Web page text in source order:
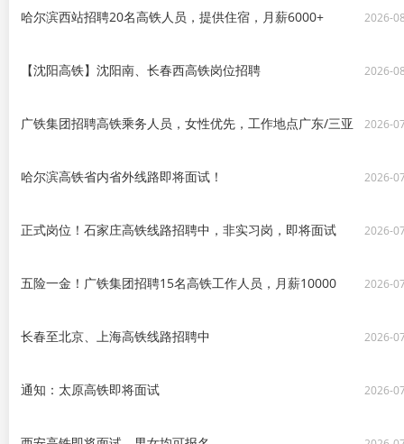
哈尔滨西站招聘20名高铁人员，提供住宿，月薪6000+ 2026-
【沈阳高铁】沈阳南、长春西高铁岗位招聘 2026-
广铁集团招聘高铁乘务人员，女性优先，工作地点广东/三亚 2026-
哈尔滨高铁省内省外线路即将面试！ 2026-
正式岗位！石家庄高铁线路招聘中，非实习岗，即将面试 2026-
五险一金！广铁集团招聘15名高铁工作人员，月薪10000 2026-
长春至北京、上海高铁线路招聘中 2026-
通知：太原高铁即将面试 2026-